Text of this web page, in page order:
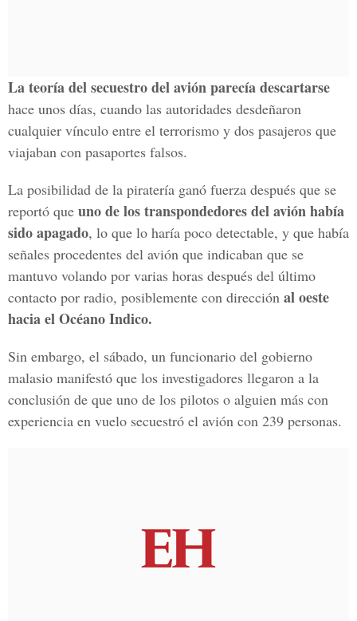
La teoría del secuestro del avión parecía descartarse
hace unos días, cuando las autoridades desdeñaron
cualquier vínculo entre el terrorismo y dos pasajeros que
viajaban con pasaportes falsos.
La posibilidad de la piratería ganó fuerza después que se
reportó que uno de los transpondedores del avión había
sido apagado, lo que lo haría poco detectable, y que había
señales procedentes del avión que indicaban que se
mantuvo volando por varias horas después del último
contacto por radio, posiblemente con dirección al oeste
hacia el Océano Indico.
Sin embargo, el sábado, un funcionario del gobierno
malasio manifestó que los investigadores llegaron a la
conclusión de que uno de los pilotos o alguien más con
experiencia en vuelo secuestró el avión con 239 personas.